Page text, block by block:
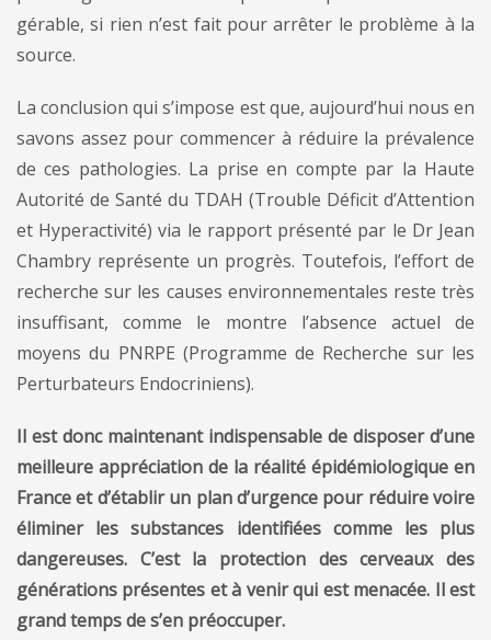
gérable, si rien n’est fait pour arrêter le problème à la
source.
La conclusion qui s’impose est que, aujourd’hui nous en
savons assez pour commencer à réduire la prévalence
de ces pathologies. La prise en compte par la Haute
Autorité de Santé du TDAH (Trouble Déficit d’Attention
et Hyperactivité) via le rapport présenté par le Dr Jean
Chambry représente un progrès. Toutefois, l’effort de
recherche sur les causes environnementales reste très
insuffisant, comme le montre l’absence actuel de
moyens du PNRPE (Programme de Recherche sur les
Perturbateurs Endocriniens).
Il est donc maintenant indispensable de disposer d’une
meilleure appréciation de la réalité épidémiologique en
France et d’établir un plan d’urgence pour réduire voire
éliminer les substances identifiées comme les plus
dangereuses. C’est la protection des cerveaux des
générations présentes et à venir qui est menacée. Il est
grand temps de s’en préoccuper.